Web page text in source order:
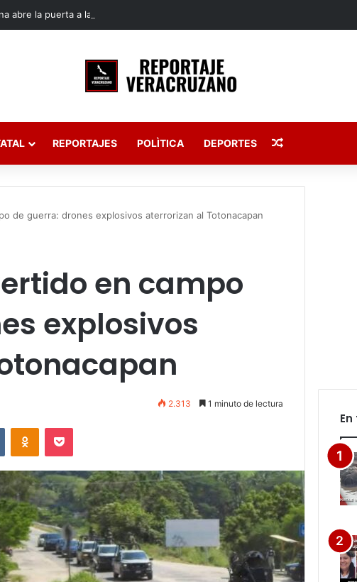
abre la puerta a la reelección de diputados en Veracruz
REPORTAJES POLÌTICA DEPORTES Publicación al
de guerra: drones explosivos aterrorizan al Totonacapan
en campo
explosivos
2.313 1 minuto de lectura
VKontakteOdnoklassniki
Pocket